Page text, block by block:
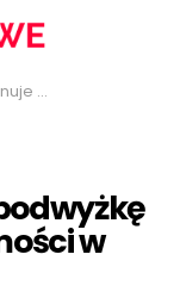
na 2026 rok
w